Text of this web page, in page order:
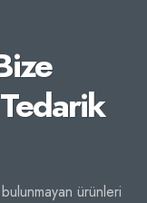
ürünleri